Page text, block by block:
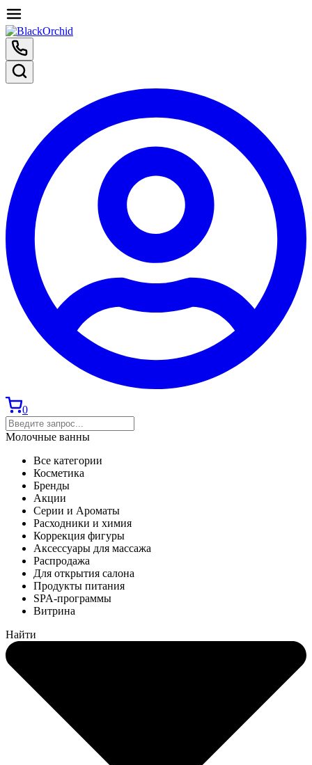
0
Молочные ванны
Все категории
Косметика
Бренды
Акции
Серии и Ароматы
Расходники и химия
Коррекция фигуры
Аксессуары для массажа
Распродажа
Для открытия салона
Продукты питания
SPA-программы
Витрина
Найти